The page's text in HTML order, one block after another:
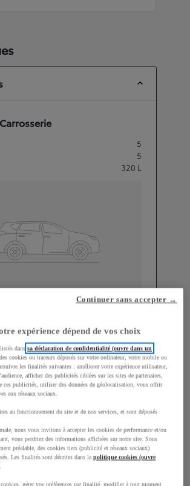
5
5
320 L
Longueur
4 180mm
Largeur
1 765mm
mixte
4,7L/100 km
expérience dépend de vos choix
listés danssa déclaration de confidentialité (ouvre dans un
cookies ou traceurs déposés sur votre ordinateur, votre mobile ou
les finalités suivantes : améliorer votre expérience utilisateur,
afficher des publicités ciblées sur les sites de partenaires,
ces publicités, utiliser des données de géolocalisation, vous offrir
aux réseaux sociaux.
au fonctionnement du site et de nos services, et sont déposés
nous vous invitons à accepter les cookies de performance et/ou
vous perdriez des informations affichées sur notre site. Sous
préalable, des cookies tiers (publicité et réseaux sociaux)
Les finalités sont décrites dans lapolitique cookies (ouvre
cookies, gérer vos préférences par finalité, modifier à tout moment
Continuer sans accepter →